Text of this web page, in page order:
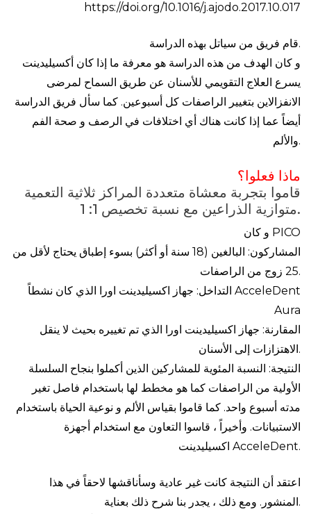
https://doi.org/10.1016/j.ajodo.2017.10.017
قام فريق من سياتل بهذه الدراسة.
و كان الهدف من هذه الدراسة هو معرفة ما إذا كان أكسيليدينت
يسرع العلاج التقويمي للأسنان عن طريق السماح لمرضى
الانفزالاين بتغيير الراصفات كل أسبوعين. كما سأل فريق الدراسة
أيضاً عما إذا كانت هناك أي اختلافات في الرصف و صحة الفم
والألم.
ماذا فعلوا؟
قاموا بتجربة معشاة متعددة المراكز ثلاثية التعمية
متوازية الذراعين مع نسبة تخصيص 1: 1.
و كان PICO
المشاركون: البالغين (18 سنة أو أكثر) بسوء إطباق يحتاج لأقل من
25 زوج من الراصفات.
التداخل: جهاز اكسيليدينت اورا الذي كان نشطاً AcceleDent
Aura
المقارنة: جهاز اكسيليدينت اورا الذي تم تغييره بحيث لا ينقل
الاهتزازات إلى الأسنان.
النتيجة: النسبة المئوية للمشاركين الذين أكملوا بنجاح السلسلة
الأولية من الراصفات كما هو مخطط لها باستخدام فاصل تغير
مدته أسبوع واحد. كما قاموا بقياس الألم و نوعية الحياة باستخدام
الاستبيانات. وأخيراً ، قاسوا التعاون مع استخدام أجهزة
اكسيليدينت AcceleDent.
اعتقد أن النتيجة كانت غير عادية وسأناقشها لاحقاً في هذا
المنشور. ومع ذلك ، يجدر بنا شرح ذلك بعناية.